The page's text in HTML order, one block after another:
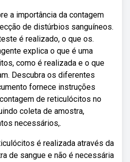
a importância da contagem
de distúrbios sanguíneos.
é realizado, o que os.
explica o que é uma
como é realizada e o que
Descubra os diferentes
fornece instruções
de reticulócitos no
coleta de amostra,
necessários,.
é realizada através da
de sangue e não é necessária